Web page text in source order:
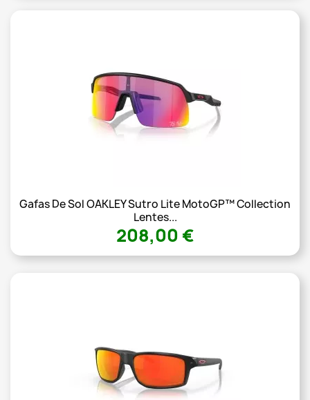
Gafas De Sol OAKLEY Sutro Lite MotoGP™ Collection
Lentes...
208,00 €